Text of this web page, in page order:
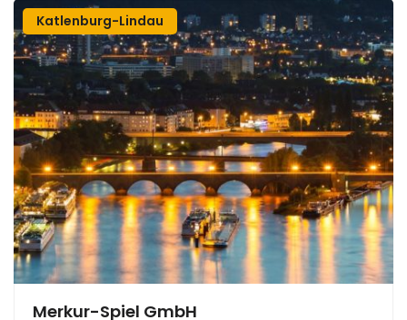
Katlenburg-Lindau
Merkur-Spiel GmbH